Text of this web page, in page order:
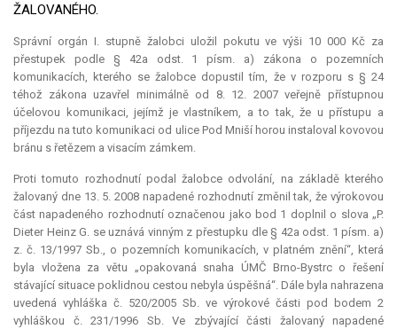
ŽALOVANÉHO.
Správní orgán I. stupně žalobci uložil pokutu ve výši 10 000 Kč za
přestupek podle § 42a odst. 1 písm. a) zákona o pozemních
komunikacích, kterého se žalobce dopustil tím, že v rozporu s § 24
téhož zákona uzavřel minimálně od 8. 12. 2007 veřejně přístupnou
účelovou komunikaci, jejímž je vlastníkem, a to tak, že u přístupu a
příjezdu na tuto komunikaci od ulice Pod Mniší horou instaloval kovovou
bránu s řetězem a visacím zámkem.
Proti tomuto rozhodnutí podal žalobce odvolání, na základě kterého
žalovaný dne 13. 5. 2008 napadené rozhodnutí změnil tak, že výrokovou
část napadeného rozhodnutí označenou jako bod 1 doplnil o slova „P.
Dieter Heinz G. se uznává vinným z přestupku dle § 42a odst. 1 písm. a)
z. č. 13/1997 Sb., o pozemních komunikacích, v platném znění“, která
byla vložena za větu „opakovaná snaha ÚMČ Brno-Bystrc o řešení
stávající situace poklidnou cestou nebyla úspěšná“. Dále byla nahrazena
uvedená vyhláška č. 520/2005 Sb. ve výrokové části pod bodem 2
vyhláškou č. 231/1996 Sb. Ve zbývající části žalovaný napadené